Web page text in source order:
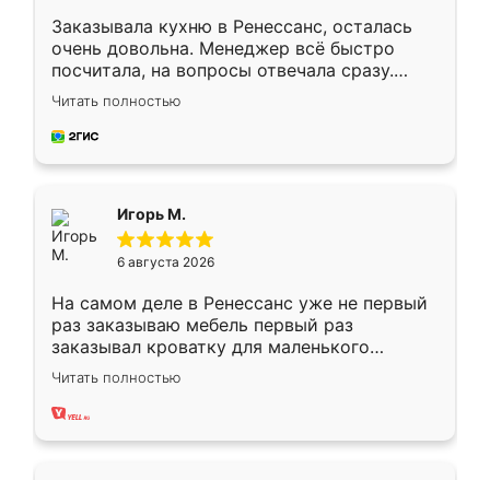
Заказывала кухню в Ренессанс, осталась
очень довольна. Менеджер всё быстро
посчитала, на вопросы отвечала сразу.
Замерщик приехал в субботу, подошёл к
делу со всей ответственностью. Собрали
за день, ребята работали аккуратно, даже
Читать полностью
Игорь М.
6 августа 2026
На самом деле в Ренессанс уже не первый
раз заказываю мебель первый раз
заказывал кроватку для маленького
ребёнка при его рождении ,во второй раз
заказал шкаф-купе. По качеству очень
хорошее сборка достаточно быстрая,
Читать полностью